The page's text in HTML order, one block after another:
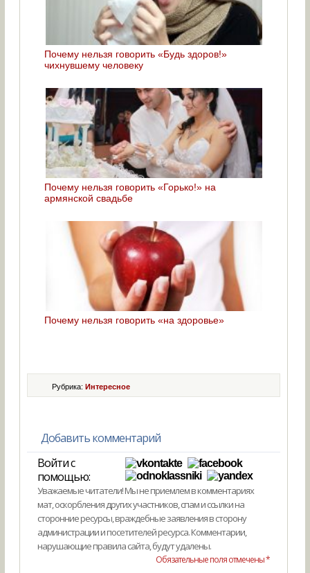
Почему нельзя говорить «Будь здоров!»
чихнувшему человеку
Почему нельзя говорить «Горько!» на
армянской свадьбе
Почему нельзя говорить «на здоровье»
Рубрика:Интересное
Добавить комментарий
Войти с
помощью:
Уважаемые читатели! Мы не приемлем в комментариях
мат, оскорбления других участников, спам и ссылки на
сторонние ресурсы, враждебные заявления в сторону
администрации и посетителей ресурса. Комментарии,
нарушающие правила сайта, будут удалены.
Обязательные поля отмечены *